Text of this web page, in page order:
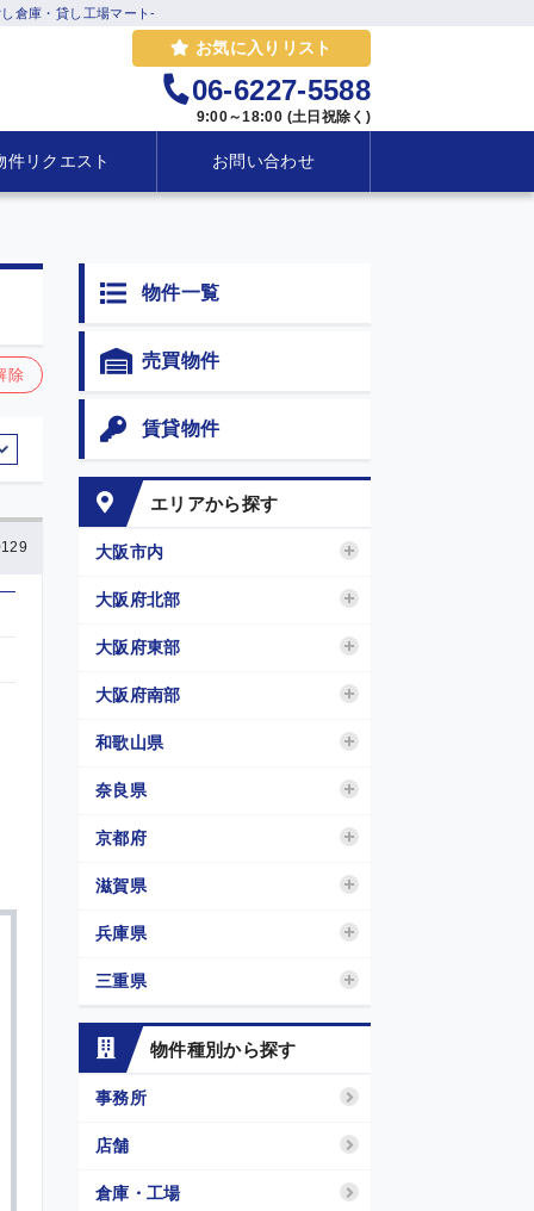
倉庫・貸し工場マート-
お気に入りリスト
06-6227-5588
9:00～18:00 (土日祝除く)
件リクエスト お問い合わせ
除
物件一覧
売買物件
賃貸物件
エリアから探す
大阪市内
大阪府北部
大阪府東部
大阪府南部
和歌山県
奈良県
京都府
滋賀県
兵庫県
三重県
物件種別から探す
事務所
店舗
倉庫・工場